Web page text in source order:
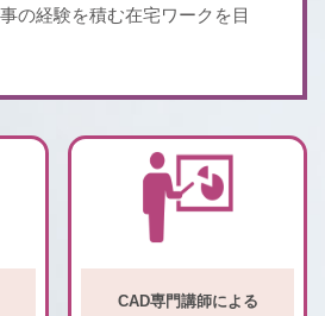
の経験を積む在宅ワークを目
CAD専門講師による